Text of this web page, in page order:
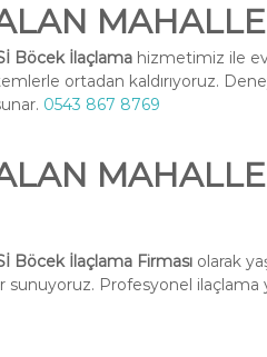
Böcek İlaçlama hizmetimiz ile
ortadan kaldırıyoruz.
0543 867 8769
Böcek İlaçlama Firması olarak
sunuyoruz. Profesyonel